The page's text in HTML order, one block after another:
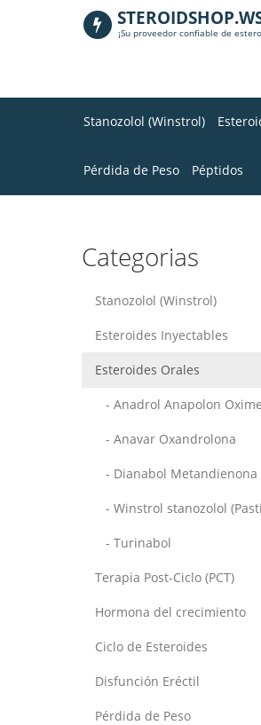
¡Su proveedor confiable de
Stanozolol (Winstrol)
Pérdida de Peso Péptidos
Categorias
Stanozolol (Winstrol)
Esteroides Inyectables
Esteroides Orales
- Anadrol Anapolon
- Anavar Oxandrolona
- Dianabol Metandienona
- Winstrol stanozolol
- Turinabol
Terapia Post-Ciclo (PCT)
Hormona del crecimiento
Ciclo de Esteroides
Disfunción Eréctil
Pérdida de Peso